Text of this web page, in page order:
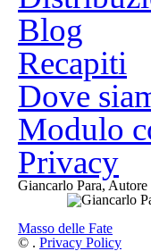
Blog
Recapiti
Dove
Modulo
Privacy
Giancarlo Para, Autore
Masso delle Fate
© . Privacy Policy